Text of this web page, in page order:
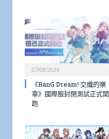
07/08/2026
《BanG Dream! 交織的樂
章》國際服封閉測試正式開
跑